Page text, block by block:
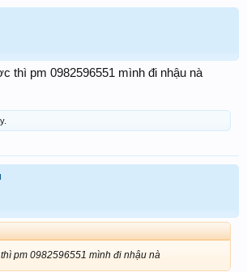
thì pm 0982596551 mình đi nhậu nà
pm 0982596551 mình đi nhậu nà